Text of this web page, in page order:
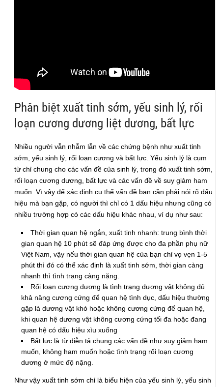
Phân biệt xuất tinh sớm, yếu sinh lý, rối
loạn cương dương liệt dương, bất lực
Nhiều người vẫn nhẫm lẫn về các chứng bệnh như xuất tinh
sớm, yếu sinh lý, rối loạn cương và bất lực. Yếu sinh lý là cụm
từ chỉ chung cho các vấn đề của sinh lý, trong đó xuất tinh sớm,
rối loạn cương dương, bất lực và các vấn đề về suy giảm ham
muốn. Vì vậy để xác định cụ thể vấn đề bạn cần phải nói rõ dấu
hiệu mà bạn gặp, có người thì chỉ có 1 dấu hiệu nhưng cũng có
nhiều trường hợp có các dấu hiệu khác nhau, ví dụ như sau:
Thời gian quan hệ ngắn, xuất tinh nhanh: trung bình thời
gian quan hệ 10 phút sẽ đáp ứng được cho đa phần phụ nữ
Việt Nam, vậy nếu thời gian quan hệ của bạn chỉ vọ vẹn 1-5
phút thì đó có thể xác định là xuất tinh sớm, thời gian càng
nhanh thì tình trạng càng nặng.
Rối loạn cương dương là tình trạng dương vật không đủ
khả năng cương cứng để quan hệ tình dục, dấu hiệu thường
gặp là dương vật khó hoặc không cương cứng để quan hệ,
khi quan hệ dương vật không cương cứng tối đa hoặc đang
quan hệ có dấu hiệu xìu xuống
Bất lực là từ diễn tả chung các vấn đề như suy giảm ham
muốn, không ham muốn hoặc tình trạng rối loạn cương
dương ở mức độ nặng.
Như vậy xuất tinh sớm chỉ là biểu hiện của yếu sinh lý, yếu sinh